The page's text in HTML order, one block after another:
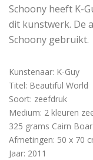
Schoony heeft K-
dit kunstwerk. De
Schoony gebruikt.
Kunstenaar: K-Guy
Titel: Beautiful World
Soort: zeefdruk
Medium: 2 kleuren
325 grams Cairn
Afmetingen: 50 x 70
Jaar: 2011